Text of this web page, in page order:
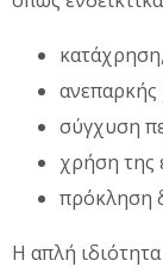
κατάχρηση,
σύγχυση
χρήση της
πρόκληση
Η απλή